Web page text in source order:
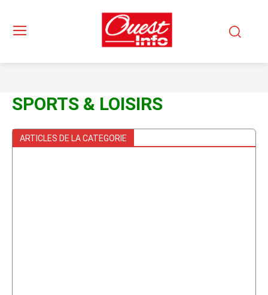
SPORTS & LOISIRS
ARTICLES DE LA CATEGORIE